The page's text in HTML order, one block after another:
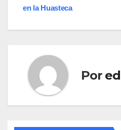
entradas
en la Huasteca
Por